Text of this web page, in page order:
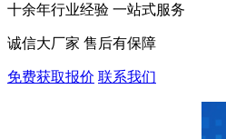
十余年行业经验 一站式服务
诚信大厂家 售后有保障
免费获取报价 联系我们